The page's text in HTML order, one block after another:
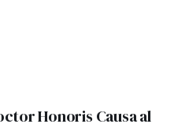
Honoris Causa al